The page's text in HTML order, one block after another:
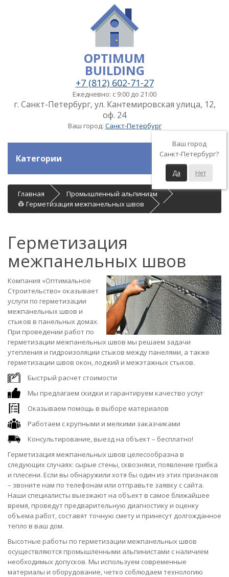
OPTIMUM
BUILDING
+7 (812) 602-71-27
Ежедневно: с 9:00 до 21:00
г. Санкт-Петербург, ул. Кантемировская улица, 12,
оф. 24
Ваш город: Санкт-Петербург
Ваш город
Санкт-Петербург?
Да Нет
Категории
Главная
Промышленный альпинизм
👷 Герметизация межпанельных швов
Герметизация
межпанельных швов
Компания «Оптимальное
Строительство» оказывает
услуги по герметизации
межпанельных швов и
стыков в панельных домах.
При проведении работ по
герметизации межпанельных швов мы решаем задачи
утепления и гидроизоляции стыков между панелями, а также
герметизации швов окон, лоджий и межэтажных стыков.
Быстрый расчет стоимости
Мы предлагаем скидки и гарантируем качество услуг
Оказываем помощь в выборе материалов
Работаем с крупными и мелкими заказчиками
Консультирование, выезд на объект – бесплатно!
Герметизация межпанельных швов целесообразна в
следующих случаях: сырые стены, сквозняки, появление грибка
и плесени. Если вы обнаружили хотя бы один из этих признаков
– звоните нам по телефонам или отправьте заявку с сайта.
Наши специалисты выезжают на объект в самое ближайшее
время, проведут предварительную диагностику и оценку
объема работ, составят точную смету и принесут долгожданное
тепло в ваш дом.
Высотные работы по герметизации межпанельных швов
осуществляются промышленными альпинистами с наличием
необходимых допусков. Мы используем современные
материалы и оборудование, четко соблюдаем технологию